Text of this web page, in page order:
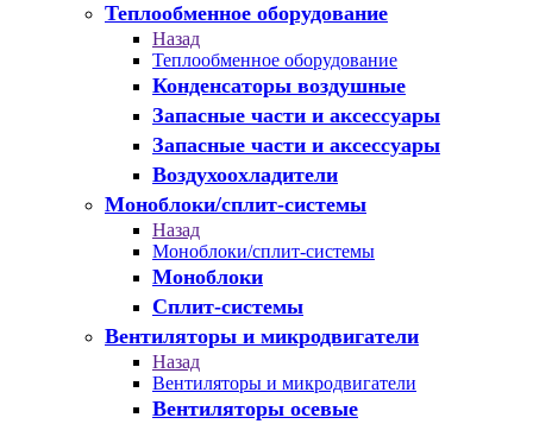
Теплообменное оборудование
Назад
Теплообменное оборудование
Конденсаторы воздушные
Запасные части и аксессуары
Запасные части и аксессуары
Воздухоохладители
Моноблоки/сплит-системы
Назад
Моноблоки/сплит-системы
Моноблоки
Сплит-системы
Вентиляторы и микродвигатели
Назад
Вентиляторы и микродвигатели
Вентиляторы осевые